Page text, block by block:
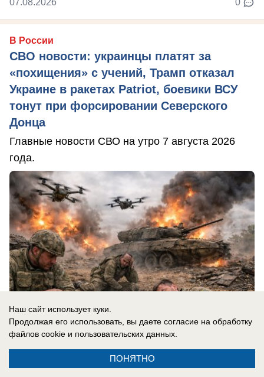
В России
СВО новости: украинцы платят за
«похищения» с учений, Трамп отказал
Украине в ракетах Patriot, боевики ВСУ
тонут при форсировании Северского
Донца
Главные новости СВО на утро 7 августа 2026
года.
Наш сайт использует куки.
Продолжая его использовать, вы даете согласие на обработку
файлов cookie и пользовательских данных.
ПОНЯТНО